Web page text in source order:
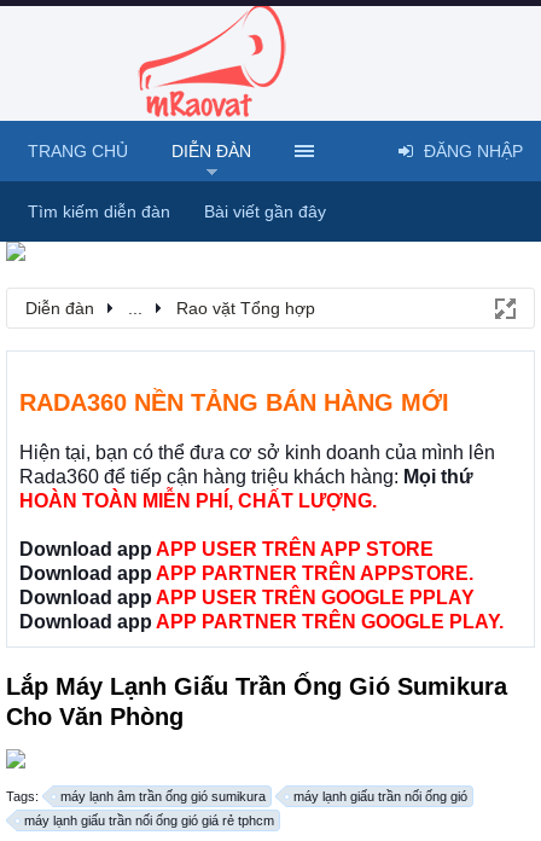
Diễn đàn Rao vặt Tổng hợp
RADA360 NỀN TẢNG BÁN HÀNG MỚI
Hiện tại, bạn có thể đưa cơ sở kinh doanh của mình lên
Rada360 để tiếp cận hàng triệu khách hàng: Mọi thứ
HOÀN TOÀN MIỄN PHÍ, CHẤT LƯỢNG.
Download app APP USER TRÊN APP STORE
Download app APP PARTNER TRÊN APPSTORE.
Download app APP USER TRÊN GOOGLE PPLAY
Download app APP PARTNER TRÊN GOOGLE PLAY.
Lắp Máy Lạnh Giấu Trần Ống Gió Sumikura
Cho Văn Phòng
Tags: máy lạnh âm trần ống gió sumikura
máy lạnh giấu trần nối ống gió
máy lạnh giấu trần nối ống gió giá rẻ tphcm
TRANG CHỦ DIỄN ĐÀN
Tìm kiếm diễn đàn Bài viết gần đây
ĐĂNG NHẬP